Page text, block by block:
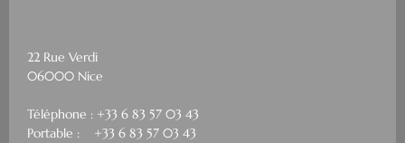
22 Rue Verdi
06000 Nice
Téléphone : +33 6 83 57 03 43
Portable : +33 6 83 57 03 43